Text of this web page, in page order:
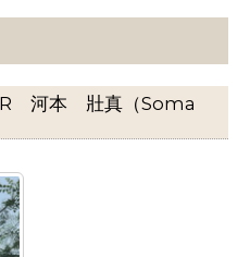
河本 壯真（Soma